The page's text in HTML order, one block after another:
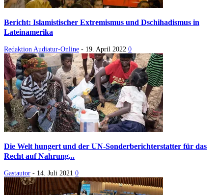
Bericht: Islamistischer Extremismus und Dschihadismus in
Lateinamerika
Redaktion Audiatur-Online - 19. April 2022 0
Die Welt hungert und der UN-Sonderberichterstatter für das
Recht auf Nahrung...
Gastautor - 14. Juli 2021 0